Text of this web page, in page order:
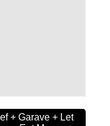
+ Garave + Let